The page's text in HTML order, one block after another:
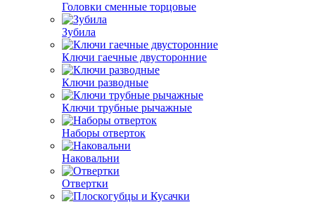
Головки сменные торцовые
Зубила
Ключи гаечные двусторонние
Ключи разводные
Ключи трубные рычажные
Наборы отверток
Наковальни
Отвертки